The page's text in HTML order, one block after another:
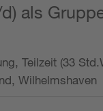
als
Teilzeit (33
Wilhelmshaven